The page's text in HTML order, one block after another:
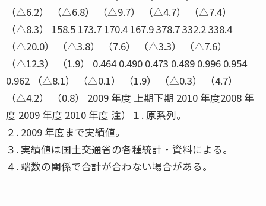
（△6.2） （△6.8） （△9.7） （△4.7） （△7.4）
（△8.3） 158.5 173.7 170.4 167.9 378.7 332.2 338.4
（△20.0） （△3.8） （7.6） （△3.3） （△7.6）
（△12.3） （1.9） 0.464 0.490 0.473 0.489 0.996 0.954
0.962 （△8.1） （△0.1） （1.9） （△0.3） （4.7）
（△4.2） （0.8） 2009 年度 上期下期 2010 年度2008 年
度 2009 年度 2010 年度 注）１. 原系列。
２. 2009 年度まで実績値。
３. 実績値は国土交通省の各種統計・資料による。
４. 端数の関係で合計が合わない場合がある。